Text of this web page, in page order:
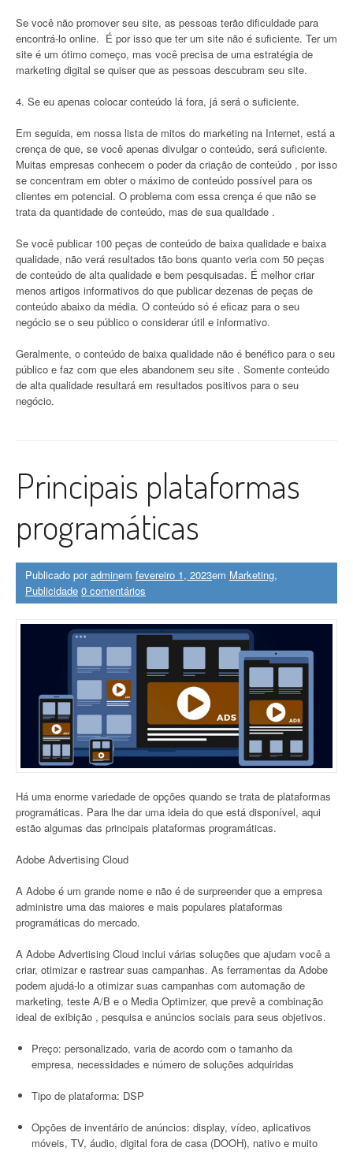
Se você não promover seu site, as pessoas terão dificuldade para
encontrá-lo online. É por isso que ter um site não é suficiente. Ter um
site é um ótimo começo, mas você precisa de uma estratégia de
marketing digital se quiser que as pessoas descubram seu site.
4. Se eu apenas colocar conteúdo lá fora, já será o suficiente.
Em seguida, em nossa lista de mitos do marketing na Internet, está a
crença de que, se você apenas divulgar o conteúdo, será suficiente.
Muitas empresas conhecem o poder da criação de conteúdo , por isso
se concentram em obter o máximo de conteúdo possível para os
clientes em potencial. O problema com essa crença é que não se
trata da quantidade de conteúdo, mas de sua qualidade .
Se você publicar 100 peças de conteúdo de baixa qualidade e baixa
qualidade, não verá resultados tão bons quanto veria com 50 peças
de conteúdo de alta qualidade e bem pesquisadas. É melhor criar
menos artigos informativos do que publicar dezenas de peças de
conteúdo abaixo da média. O conteúdo só é eficaz para o seu
negócio se o seu público o considerar útil e informativo.
Geralmente, o conteúdo de baixa qualidade não é benéfico para o seu
público e faz com que eles abandonem seu site . Somente conteúdo
de alta qualidade resultará em resultados positivos para o seu
negócio.
Principais plataformas
programáticas
Publicado poradminem fevereiro 1, 2023em Marketing,
Publicidade 0 comentários
Há uma enorme variedade de opções quando se trata de plataformas
programáticas. Para lhe dar uma ideia do que está disponível, aqui
estão algumas das principais plataformas programáticas.
Adobe Advertising Cloud
A Adobe é um grande nome e não é de surpreender que a empresa
administre uma das maiores e mais populares plataformas
programáticas do mercado.
A Adobe Advertising Cloud inclui várias soluções que ajudam você a
criar, otimizar e rastrear suas campanhas. As ferramentas da Adobe
podem ajudá-lo a otimizar suas campanhas com automação de
marketing, teste A/B e o Media Optimizer, que prevê a combinação
ideal de exibição , pesquisa e anúncios sociais para seus objetivos.
Preço: personalizado, varia de acordo com o tamanho da
empresa, necessidades e número de soluções adquiridas
Tipo de plataforma: DSP
Opções de inventário de anúncios: display, vídeo, aplicativos
móveis, TV, áudio, digital fora de casa (DOOH), nativo e muito